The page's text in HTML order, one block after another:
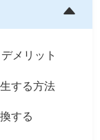
メリット
する方法
する